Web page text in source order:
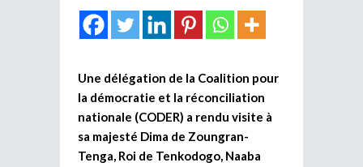
Une délégation de la Coalition pour
la démocratie et la réconciliation
nationale (CODER) a rendu visite à
sa majesté Dima de Zoungran-
Tenga, Roi de Tenkodogo, Naaba